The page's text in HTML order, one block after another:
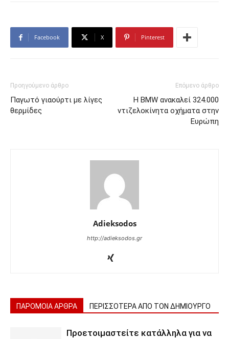
Facebook X Pinterest
Προηγούμενο άρθρο
Παγωτό γιαούρτι με λίγες
θερμίδες
Επόμενο άρθρο
Η BMW ανακαλεί 324.000
ντιζελοκίνητα οχήματα στην
Ευρώπη
Adieksodos
http://adieksodos.gr
ΠΑΡΟΜΟΙΑ ΑΡΘΡΑ ΠΕΡΙΣΣΟΤΕΡΑ ΑΠΟ ΤΟΝ ΔΗΜΙΟΥΡΓΟ
Προετοιμαστείτε κατάλληλα για να